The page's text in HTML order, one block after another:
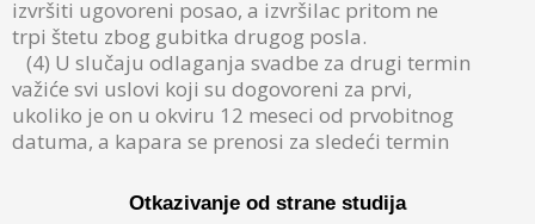
izvršiti ugovoreni posao, a izvršilac pritom ne
trpi štetu zbog gubitka drugog posla.
(4) U slučaju odlaganja svadbe za drugi termin
važiće svi uslovi koji su dogovoreni za prvi,
ukoliko je on u okviru 12 meseci od prvobitnog
datuma, a kapara se prenosi za sledeći termin
Otkazivanje od strane studija